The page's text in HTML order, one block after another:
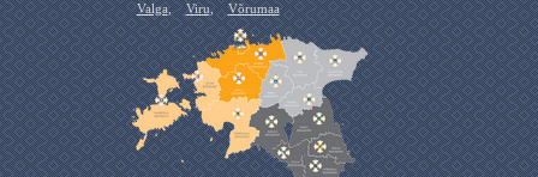
Valga, Viru, Võrumaa